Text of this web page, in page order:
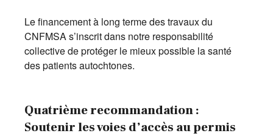
Le financement à long terme des travaux du
CNFMSA s’inscrit dans notre responsabilité
collective de protéger le mieux possible la santé
des patients autochtones.
Quatrième recommandation :
Soutenir les voies d’accès au permis